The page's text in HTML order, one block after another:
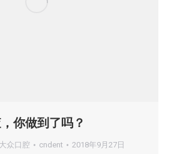
你做到了吗？
大众口腔 cndent 2018年9月27日